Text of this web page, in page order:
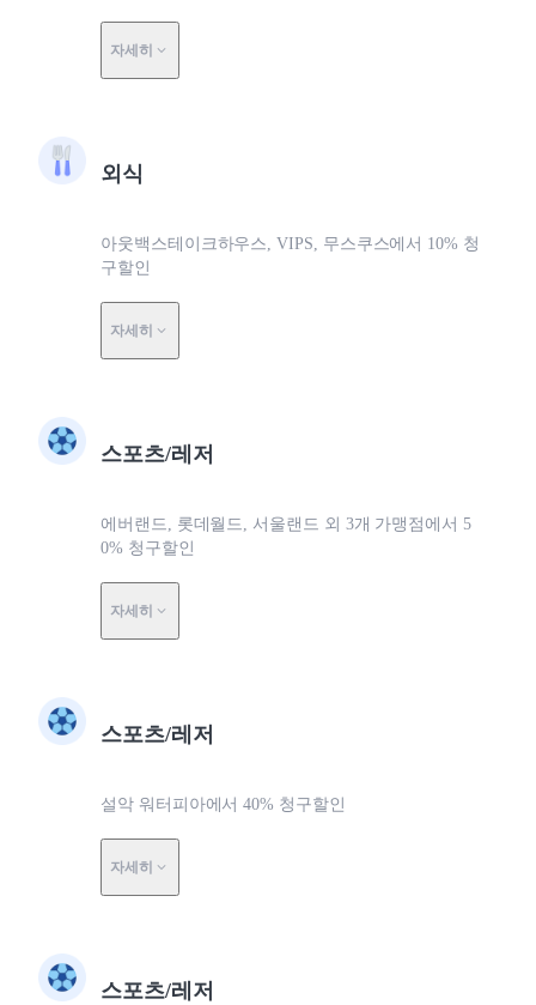
자세히
외식
아웃백스테이크하우스, VIPS, 무스쿠스에서 10% 청
구할인
자세히
스포츠/레저
에버랜드, 롯데월드, 서울랜드 외 3개 가맹점에서 5
0% 청구할인
자세히
스포츠/레저
설악 워터피아에서 40% 청구할인
자세히
스포츠/레저